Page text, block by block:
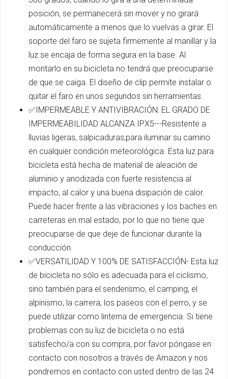
posición, se permanecerá sin mover y no girará
automáticamente a menos que lo vuelvas a girar. El
soporte del faro se sujeta firmemente al manillar y la
luz se encaja de forma segura en la base. Al
montarlo en su bicicleta no tendrá que preocuparse
de que se caiga. El diseño de clip permite instalar o
quitar el faro en unos segundos sin herramientas.
✅IMPERMEABLE Y ANTIVIBRACIÓN: EL GRADO DE
IMPERMEABILIDAD ALCANZA IPX5---Resistente a
lluvias ligeras, salpicaduras,para iluminar su camino
en cualquier condición meteorológica. Esta luz para
bicicleta está hecha de material de aleación de
aluminio y anodizada con fuerte resistencia al
impacto, al calor y una buena disipación de calor.
Puede hacer frente a las vibraciones y los baches en
carreteras en mal estado, por lo que no tiene que
preocuparse de que deje de funcionar durante la
conducción.
✅VERSATILIDAD Y 100% DE SATISFACCIÓN- Esta luz
de bicicleta no sólo es adecuada para el ciclismo,
sino también para el senderismo, el camping, el
alpinismo, la carrera, los paseos con el perro, y se
puede utilizar como linterna de emergencia. Si tiene
problemas con su luz de bicicleta o no está
satisfecho/a con su compra, por favor póngase en
contacto con nosotros a través de Amazon y nos
pondremos en contacto con usted dentro de las 24